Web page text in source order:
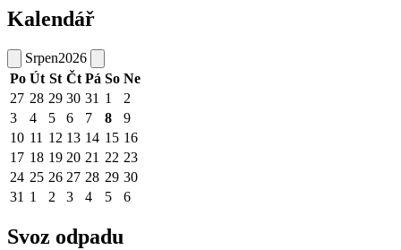
Kalendář
Srpen2026
Po Út St Čt Pá So Ne
27 28 29 30 31 1
2
3
4 5 6 7 8
9
10 11 12 13 14 15 16
17 18 19 20 21 22 23
24 25 26 27 28 29 30
31 1 2 3 4 5 6
Svoz odpadu